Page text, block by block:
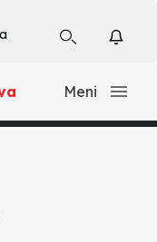
Meni